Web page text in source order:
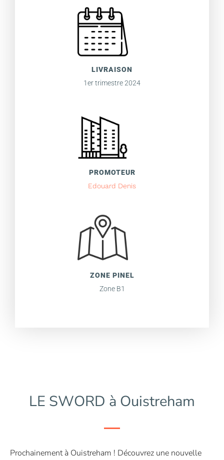
LIVRAISON
1er trimestre 2024
PROMOTEUR
Edouard Denis
ZONE PINEL
Zone B1
LE SWORD à Ouistreham
Prochainement à Ouistreham ! Découvrez une nouvelle